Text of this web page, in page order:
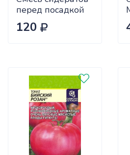
перед посадкой
чеснока 0,5кг
САДОВИТА
120